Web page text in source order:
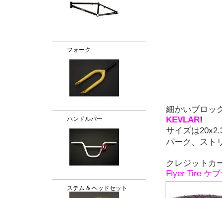
フォーク
ハンドルバー
ステム & ヘッドセット
細かいブロッ
KEVLAR!
サイズは
パーク、スト
クレジットカ
Flyer Tire ケ